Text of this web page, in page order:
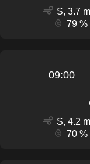
S, 3.7
79 %
09:00
S, 4.2
70 %